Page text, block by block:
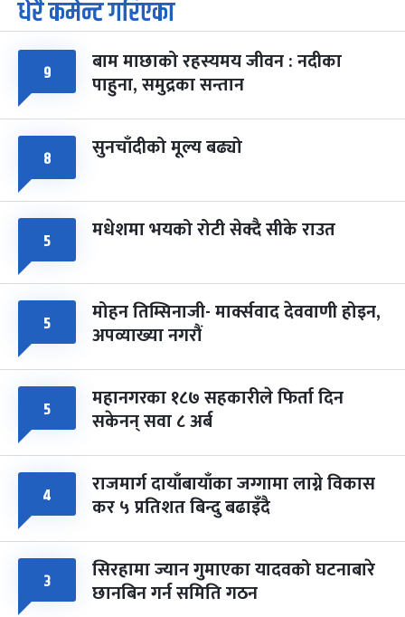
७
आइत चैत्र ७, २०८३-Mar 21, 2027
८ फागुपूर्णिमा
चैत्र ८, २०८३-Mar 22, 2027
७ महिना बाँकी
धेरै कमेन्ट गरिएका
९ बाम माछाको रहस्यमय जीवन : नदीका
पाहुना, समुद्रका सन्तान
८ सुनचाँदीको मूल्य बढ्यो
५ मधेशमा भयको रोटी सेक्दै सीके राउत
५ मोहन तिम्सिनाजी- मार्क्सवाद देववाणी होइन,
अपव्याख्या नगरौं
५ महानगरका १८७ सहकारीले फिर्ता दिन
सकेनन् सवा ८ अर्ब
४ राजमार्ग दायाँबायाँका जग्गामा लाग्ने विकास
कर ५ प्रतिशत बिन्दु बढाइँदै
३ सिरहामा ज्यान गुमाएका यादवको घटनाबारे
छानबिन गर्न समिति गठन